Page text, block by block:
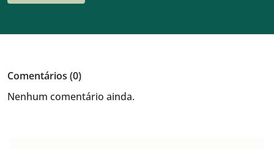
Comentários (0)
Nenhum comentário ainda.